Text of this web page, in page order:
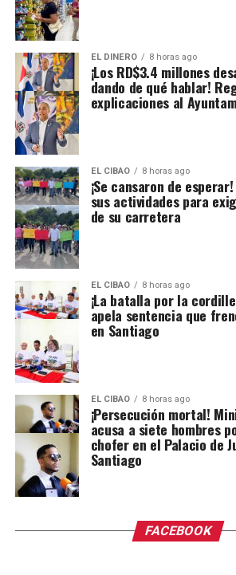
EL DINERO 8 horas ago
¡Los RD$3.4 millones
dando de qué hablar!
explicaciones al
EL CIBAO 8 horas ago
¡Se cansaron de
sus actividades para
de su carretera
EL CIBAO 8 horas ago
¡La batalla por la
apela sentencia que
en Santiago
EL CIBAO 8 horas ago
¡Persecución mortal!
acusa a siete hombres
chofer en el Palacio de
Santiago
FACEBOOK